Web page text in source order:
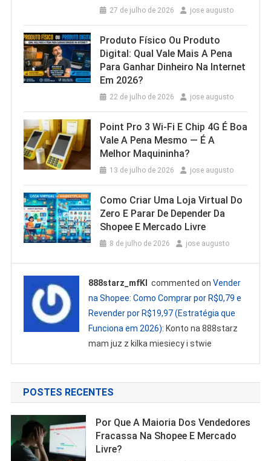
27 de julho de 2026 jose augusto
Produto Físico Ou Produto
Digital: Qual Vale Mais A Pena
Para Ganhar Dinheiro Na Internet
Em 2026?
22 de julho de 2026 jose augusto
Point Pro 3 Wi‑Fi E Chip 4G É Boa
Vale A Pena Mesmo — É A
Melhor Maquininha?
13 de julho de 2026 jose augusto
Como Criar Uma Loja Virtual Do
Zero E Parar De Depender Da
Shopee E Mercado Livre
8 de julho de 2026 jose augusto
888starz_mfKl commented onVender
na Shopee: Como Comprar por R$0,79 e
Revender por R$19,97 (Estratégia que
Funciona em 2026): Konto na 888starz
mam juz z kilka miesiecy i stwie
POSTES RECENTES
Por Que A Maioria Dos Vendedores
Fracassa Na Shopee E Mercado
Livre?